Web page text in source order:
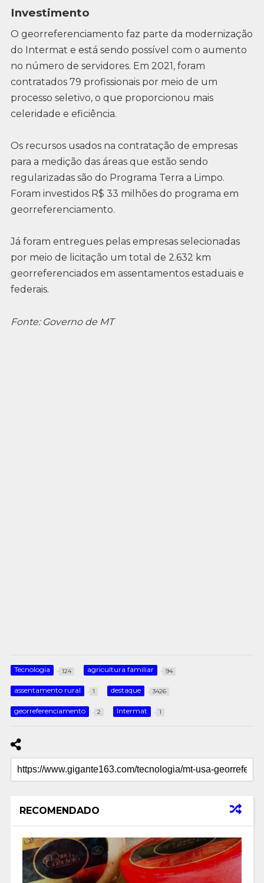
Investimento
O georreferenciamento faz parte da modernização
do Intermat e está sendo possível com o aumento
no número de servidores. Em 2021, foram
contratados 79 profissionais por meio de um
processo seletivo, o que proporcionou mais
celeridade e eficiência.
Os recursos usados na contratação de empresas
para a medição das áreas que estão sendo
regularizadas são do Programa Terra a Limpo.
Foram investidos R$ 33 milhões do programa em
georreferenciamento.
Já foram entregues pelas empresas selecionadas
por meio de licitação um total de 2.632 km
georreferenciados em assentamentos estaduais e
federais.
Fonte: Governo de MT
Tecnologia 124 agricultura familiar 94
assentamento rural 1 destaque 3426
georreferenciamento 2 Intermat 1
RECOMENDADO